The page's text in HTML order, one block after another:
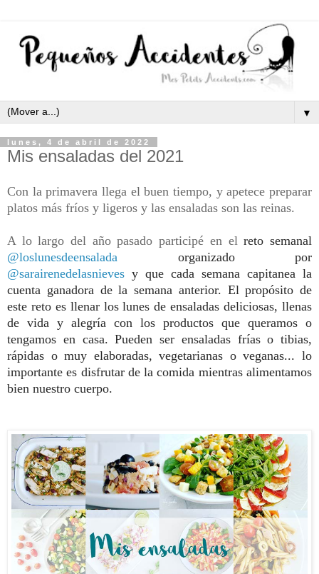
▼
lunes, 4 de abril de 2022
Mis ensaladas del 2021
Con la primavera llega el buen tiempo, y apetece preparar
platos más fríos y ligeros y las ensaladas son las reinas.
A lo largo del año pasado participé en elreto semanal
@loslunesdeensalada organizado por
@sarairenedelasnieves y que cada semana capitanea la
cuenta ganadora de la semana anterior. El propósito de
este reto es llenar los lunes de ensaladas deliciosas, llenas
de vida y alegría con los productos que queramos o
tengamos en casa. Pueden ser ensaladas frías o tibias,
rápidas o muy elaboradas, vegetarianas o veganas... lo
importante es disfrutar de la comida mientras alimentamos
bien nuestro cuerpo.